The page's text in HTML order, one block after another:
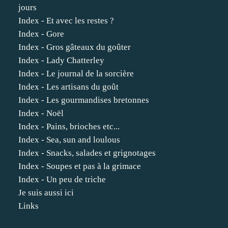
jours
Index - Et avec les restes ?
Index - Gore
Index - Gros gâteaux du goûter
Index - Lady Chatterley
Index - Le journal de la sorcière
Index - Les artisans du goût
Index - Les gourmandises bretonnes
Index - Noël
Index - Pains, brioches etc...
Index - Sea, sun and loulous
Index - Snacks, salades et grignotages
Index - Soupes et pas à la grimace
Index - Un peu de triche
Je suis aussi ici
Links